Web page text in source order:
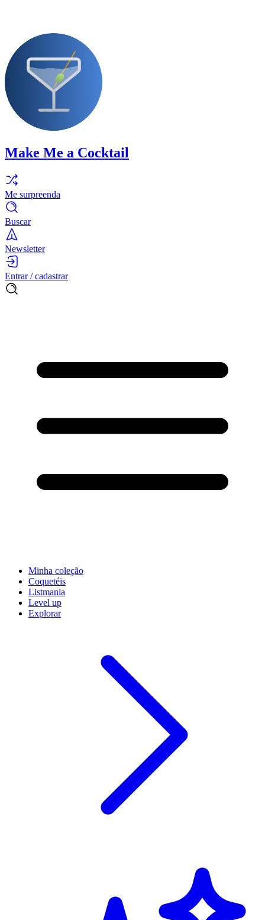
Make Me a Cocktail
Me surpreenda
Buscar
Newsletter
Entrar / cadastrar
Minha coleção
Coquetéis
Listmania
Level up
Explorar